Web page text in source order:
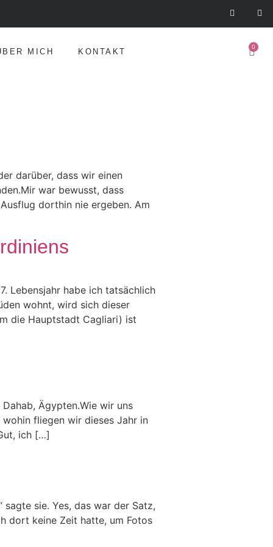
MICH KONTAKT
0
darüber, dass wir einen
war bewusst, dass
dorthin nie ergeben. Am
Lebensjahr habe ich tatsächlich
wohnt, wird sich dieser
die Hauptstadt Cagliari) ist
Ägypten.Wie wir uns
wohin fliegen wir dieses Jahr in
ich […]
sie. Yes, das war der Satz,
dort keine Zeit hatte, um Fotos